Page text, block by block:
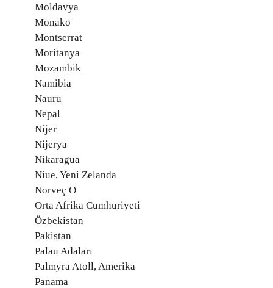
Moldavya
Monako
Montserrat
Moritanya
Mozambik
Namibia
Nauru
Nepal
Nijer
Nijerya
Nikaragua
Niue, Yeni Zelanda
Norveç O
Orta Afrika Cumhuriyeti
Özbekistan
Pakistan
Palau Adaları
Palmyra Atoll, Amerika
Panama